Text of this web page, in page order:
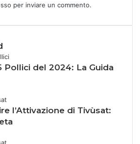
per inviare un commento.
Pollici del 2024: La Guida
l’Attivazione di Tivùsat: